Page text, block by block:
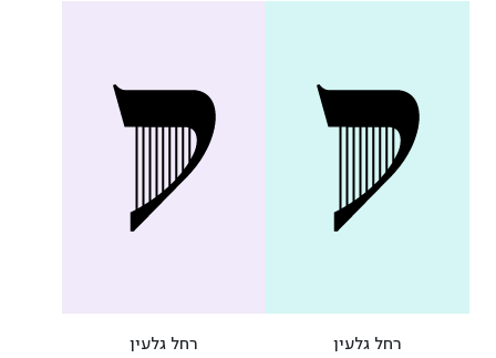
רחל גלעין
רחל גלעין